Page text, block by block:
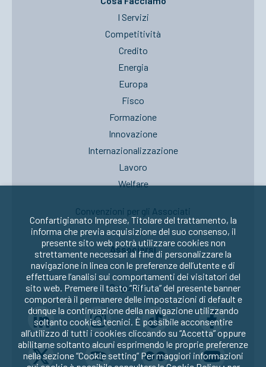
I Servizi
Competitività
Credito
Energia
Europa
Fisco
Formazione
Innovazione
Internazionalizzazione
Lavoro
Welfare
Convenzioni per gli Associati
Associarsi
Seguici su:
Confartigianato Imprese, Titolare del trattamento, la
informa che previa acquisizione del suo consenso, il
presente sito web potrà utilizzare cookies non
strettamente necessari al fine di personalizzare la
navigazione in linea con le preferenze dell’utente e di
effettuare l’analisi sui comportamenti dei visitatori del
sito web. Premere il tasto “Rifiuta” del presente banner
comporterà il permanere delle impostazioni di default e
dunque la continuazione della navigazione utilizzando
soltanto cookies tecnici. È possibile acconsentire
all’utilizzo di tutti i cookies cliccando su “Accetta” oppure
abilitarne soltanto alcuni esprimendo le proprie preferenze
nella sezione “Cookie setting” Per maggiori informazioni